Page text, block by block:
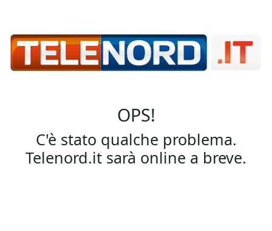
OPS!
C'è stato qualche problema.
Telenord.it sarà online a breve.